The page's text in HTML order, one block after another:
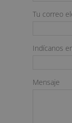
Tu correo
Indícanos
Mensaje